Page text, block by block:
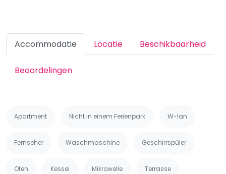
Accommodatie Locatie Beschikbaarheid
Beoordelingen
Apartment Nicht in einem Ferienpark W-lan
Fernseher Waschmaschine Geschirrspüler
Ofen Kessel Mikrowelle Terrasse